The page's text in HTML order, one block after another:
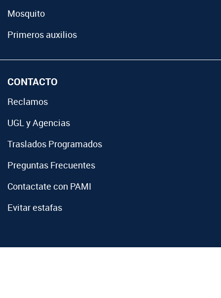
Mosquito
Primeros auxilios
CONTACTO
Reclamos
UGL y Agencias
Traslados Programados
Preguntas Frecuentes
Contactate con PAMI
Evitar estafas